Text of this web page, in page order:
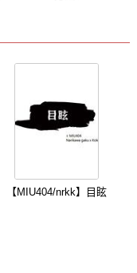
【MIU404/nrkk】目眩